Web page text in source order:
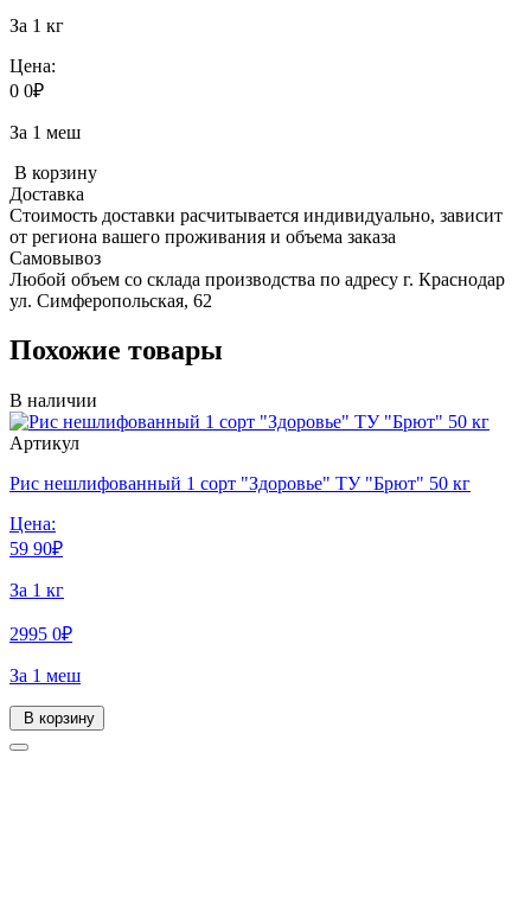
За 1 кг
Цена:
0 0₽
За 1 меш
В корзину
Доставка
Стоимость доставки расчитывается индивидуально, зависит
от региона вашего проживания и объема заказа
Самовывоз
Любой объем со склада производства по адресу г. Краснодар
ул. Симферопольская, 62
Похожие товары
В наличии
Артикул
Рис нешлифованный 1 сорт "Здоровье" ТУ "Брют" 50 кг
Цена:
59 90₽
За 1 кг
2995 0₽
За 1 меш
В корзину